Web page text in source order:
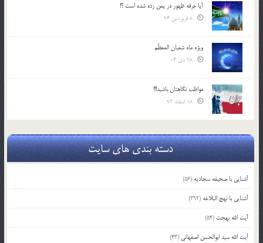
آیا جرقه ظهور در یمن زده شده است ؟!
ویژه ماه شعبان المعظّم
مواظب نگاهتان باشید!!!
دسته بندی های سایت
آشنایی با صحیفه سجادیه (56)
آشنایی با نهج البلاغه (392)
آیت الله بهجت (54)
آیت الله سید ابوالحسن اصفهانی (43)